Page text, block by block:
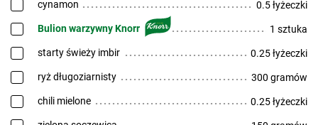
cynamon 0.5 łyżeczki
Bulion warzywny Knorr 1 sztuka
starty świeży imbir 0.25 łyżeczki
ryż długoziarnisty 300 gramów
chili mielone 0.25 łyżeczki